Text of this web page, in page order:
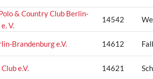
& Country Club Berlin-
V.
14542
Brandenburg e.V. 14612
e.V. 14621